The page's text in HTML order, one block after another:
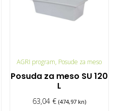
AGRI program, Posude za meso
Posuda za meso SU 120
L
63,04 € (474,97 kn)